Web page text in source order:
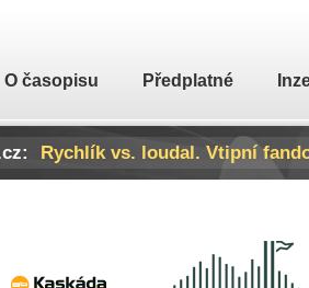
O časopisu Předplatné
Rychlík vs. loudal. Vtipní